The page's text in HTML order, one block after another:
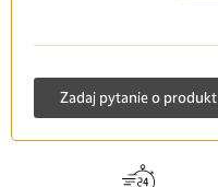
Zadaj pytanie o produkt